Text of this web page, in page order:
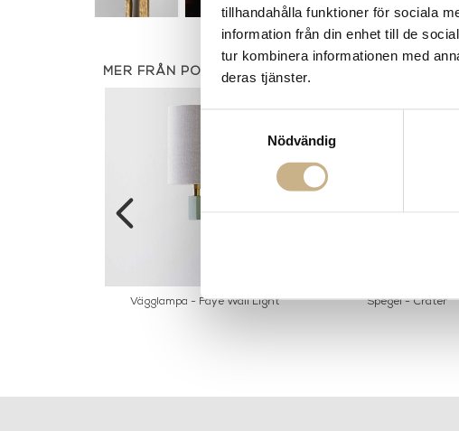
tillhandahålla funktioner för sociala
information från din enhet till de
tur kombinera informationen med
deras tjänster.
Nödvändig
MER FRÅN PORTA ROMANA
Vägglampa - Faye Wall Light Spegel - Crater